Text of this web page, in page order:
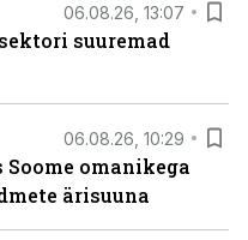
06.08.26, 13:07
suuremad
06.08.26, 10:29
Soome omanikega
ärisuuna